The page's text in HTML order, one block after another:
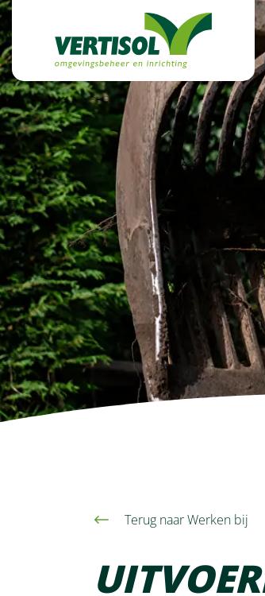
overslaan
Vertisol
Home
Diensten
Over ons
Over Vertisol
Werken bij
Projecten
Laatste nieuws
Fotoalbum
Contact
Terug naar Werken bij